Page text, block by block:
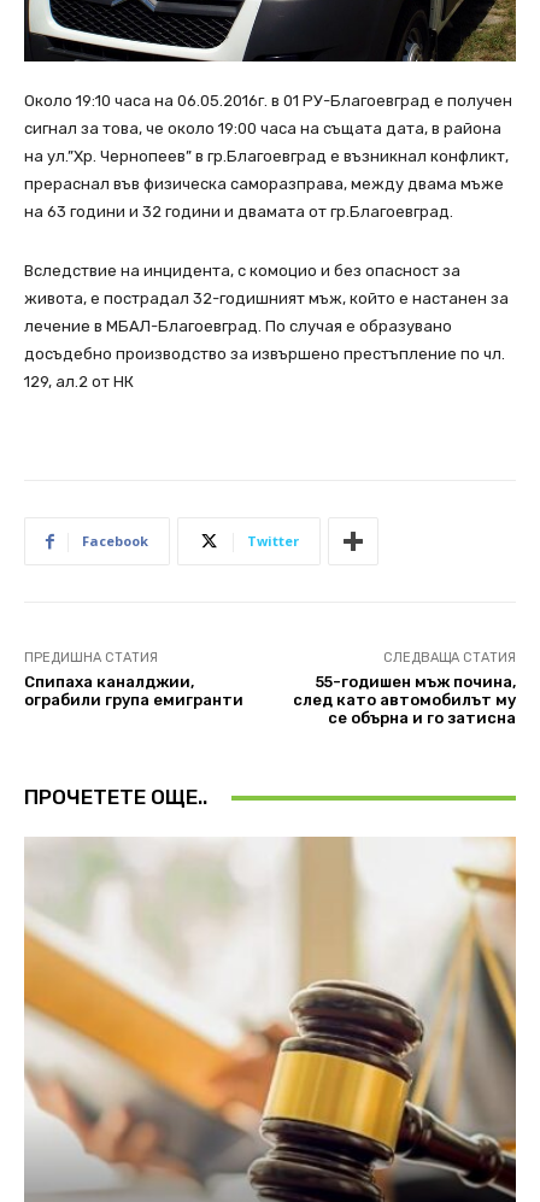
Около 19:10 часа на 06.05.2016г. в 01 РУ-Благоевград е получен
сигнал за това, че около 19:00 часа на същата дата, в района
на ул.”Хр. Чернопеев” в гр.Благоевград е възникнал конфликт,
прераснал във физическа саморазправа, между двама мъже
на 63 години и 32 години и двамата от гр.Благоевград.
Вследствие на инцидента, с комоцио и без опасност за
живота, е пострадал 32-годишният мъж, който е настанен за
лечение в МБАЛ-Благоевград. По случая е образувано
досъдебно производство за извършено престъпление по чл.
129, ал.2 от НК
Facebook Twitter
ПРЕДИШНА СТАТИЯ
Спипаха каналджии,
ограбили група емигранти
СЛЕДВАЩА СТАТИЯ
55-годишен мъж почина,
след като автомобилът му
се обърна и го затисна
ПРОЧЕТЕТЕ ОЩЕ..